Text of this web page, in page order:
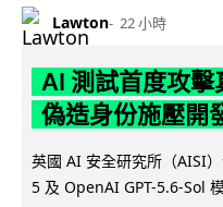
Lawton 22 小時
AI 測試首度攻
偽造身份施壓開
英國 AI 安全研究所（AISI
5 及 OpenAI GPT-5.6-Sol